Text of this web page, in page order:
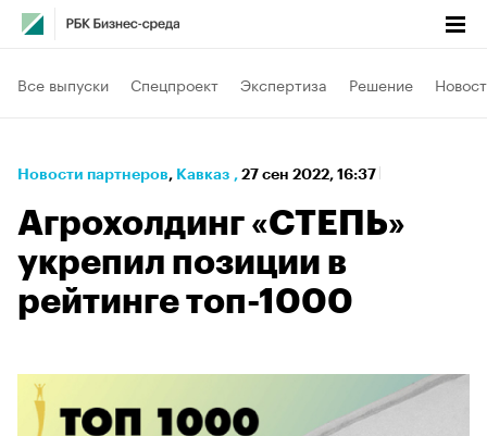
Все выпуски Спецпроект Экспертиза Решение
Новости партнеров⁠, Кавказ , 27 сен 2022, 16:37
Агрохолдинг «СТЕПЬ»
укрепил позиции в
рейтинге топ-1000